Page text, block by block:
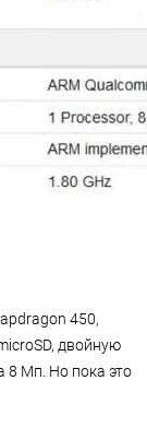
450,
двойную
8 Мп. Но пока это